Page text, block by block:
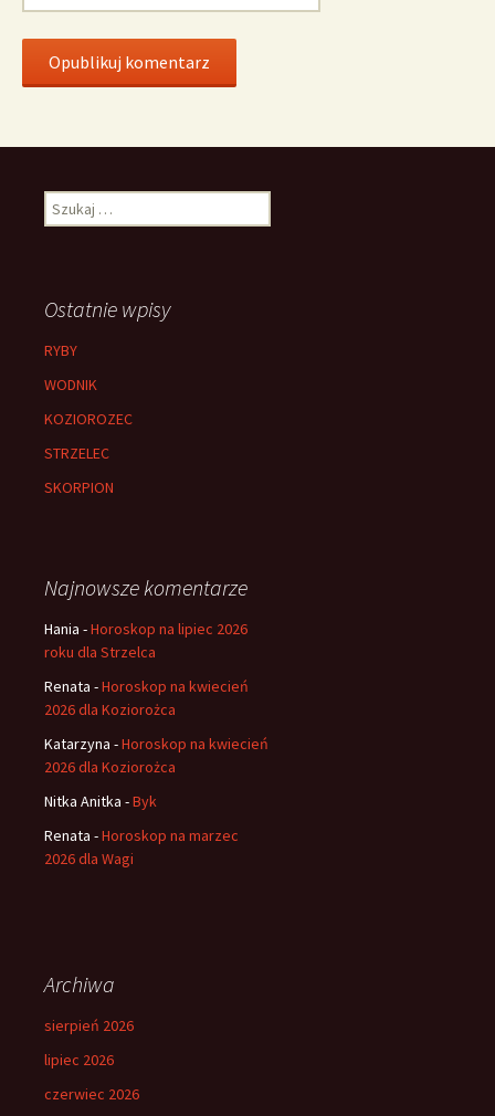
Szukaj:
Ostatnie wpisy
RYBY
WODNIK
KOZIOROZEC
STRZELEC
SKORPION
Najnowsze komentarze
Hania -Horoskop na lipiec 2026
roku dla Strzelca
Renata -Horoskop na kwiecień
2026 dla Koziorożca
Katarzyna -Horoskop na kwiecień
2026 dla Koziorożca
Nitka Anitka -Byk
Renata -Horoskop na marzec
2026 dla Wagi
Archiwa
sierpień 2026
lipiec 2026
czerwiec 2026